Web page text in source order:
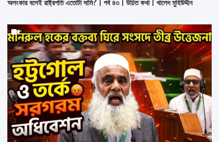
অলংকার বলেই রাষ্ট্রপতি এতোটা দামি? | পর্ব ৪৩ | উচিত কথা | খালেদ মুহিউদ্দীন